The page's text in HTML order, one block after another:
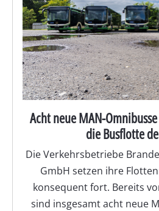
Acht neue MAN-
die Busflotte
Die Verkehrsbetriebe
GmbH setzen ihre
konsequent fort. Bereits
sind insgesamt acht neue